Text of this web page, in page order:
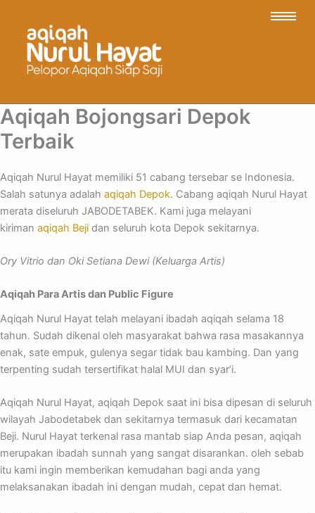
Aqiqah Bojongsari Depok
Terbaik
Aqiqah Nurul Hayat memiliki 51 cabang tersebar se Indonesia.
Salah satunya adalah aqiqah Depok. Cabang aqiqah Nurul Hayat
merata diseluruh JABODETABEK. Kami juga melayani
kiriman aqiqah Beji dan seluruh kota Depok sekitarnya.
Ory Vitrio dan Oki Setiana Dewi (Keluarga Artis)
Aqiqah Para Artis dan Public Figure
Aqiqah Nurul Hayat telah melayani ibadah aqiqah selama 18
tahun. Sudah dikenal oleh masyarakat bahwa rasa masakannya
enak, sate empuk, gulenya segar tidak bau kambing. Dan yang
terpenting sudah tersertifikat halal MUI dan syar’i.
Aqiqah Nurul Hayat, aqiqah Depok saat ini bisa dipesan di seluruh
wilayah Jabodetabek dan sekitarnya termasuk dari kecamatan
Beji. Nurul Hayat terkenal rasa mantab siap Anda pesan, aqiqah
merupakan ibadah sunnah yang sangat disarankan. oleh sebab
itu kami ingin memberikan kemudahan bagi anda yang
melaksanakan ibadah ini dengan mudah, cepat dan hemat.